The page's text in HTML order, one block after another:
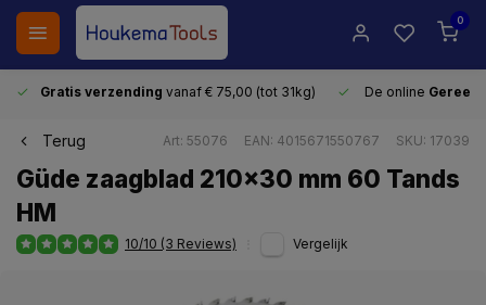
0
Gratis verzending vanaf € 75,00 (tot 31kg) De online
Terug Art: 55076 EAN: 4015671550767 SKU: 17039
Güde zaagblad 210x30 mm 60 Tands
HM
10/10 (3 Reviews) Vergelijk